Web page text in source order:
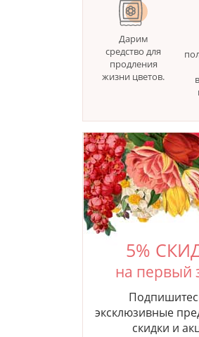
Дарим
средство для
продления
жизни цветов.
5%
на первый
эксклюзивные
скидки и